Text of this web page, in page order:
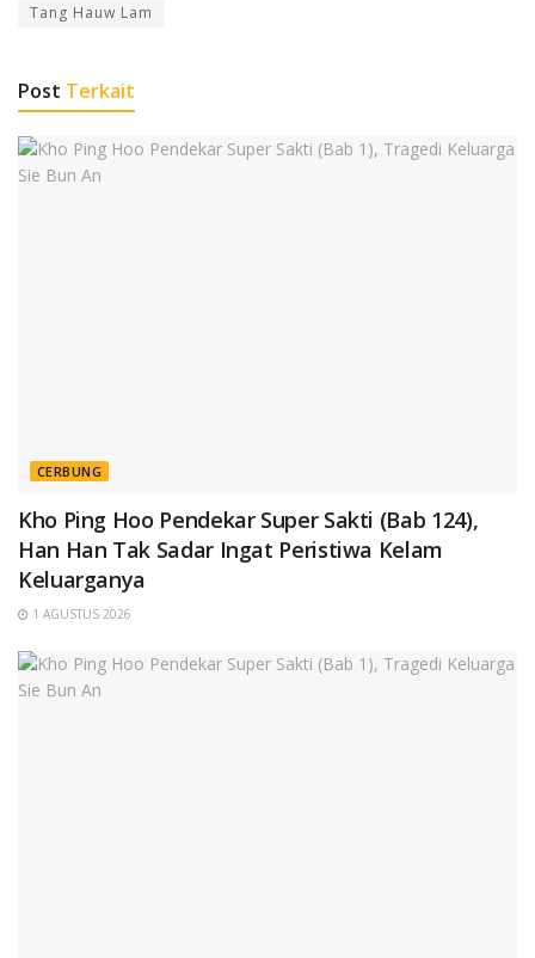
Tang Hauw Lam
Post Terkait
CERBUNG
Kho Ping Hoo Pendekar Super Sakti (Bab 124),
Han Han Tak Sadar Ingat Peristiwa Kelam
Keluarganya
1 AGUSTUS 2026